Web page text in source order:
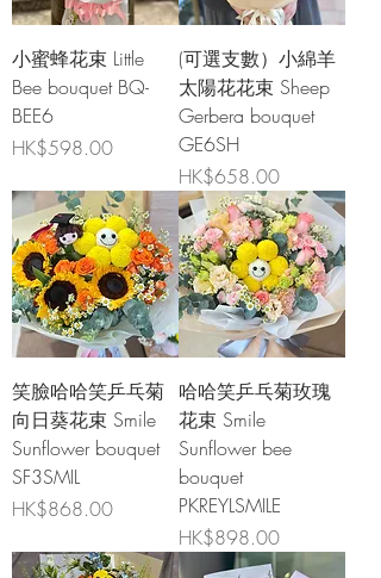
小蜜蜂花束 Little
Bee bouquet BQ-
BEE6
價格
HK$598.00
(可選支數）小綿羊
太陽花花束 Sheep
Gerbera bouquet
GE6SH
價格
HK$658.00
笑臉哈哈笑乒乓菊
向日葵花束 Smile
Sunflower bouquet
SF3SMIL
價格
HK$868.00
哈哈笑乒乓菊玫瑰
花束 Smile
Sunflower bee
bouquet
PKREYLSMILE
價格
HK$898.00